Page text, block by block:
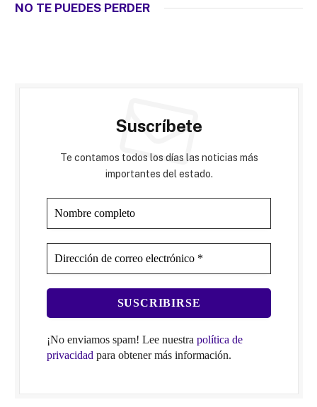
NO TE PUEDES PERDER
Suscríbete
Te contamos todos los días las noticias más
importantes del estado.
¡No enviamos spam! Lee nuestra política de
privacidad para obtener más información.